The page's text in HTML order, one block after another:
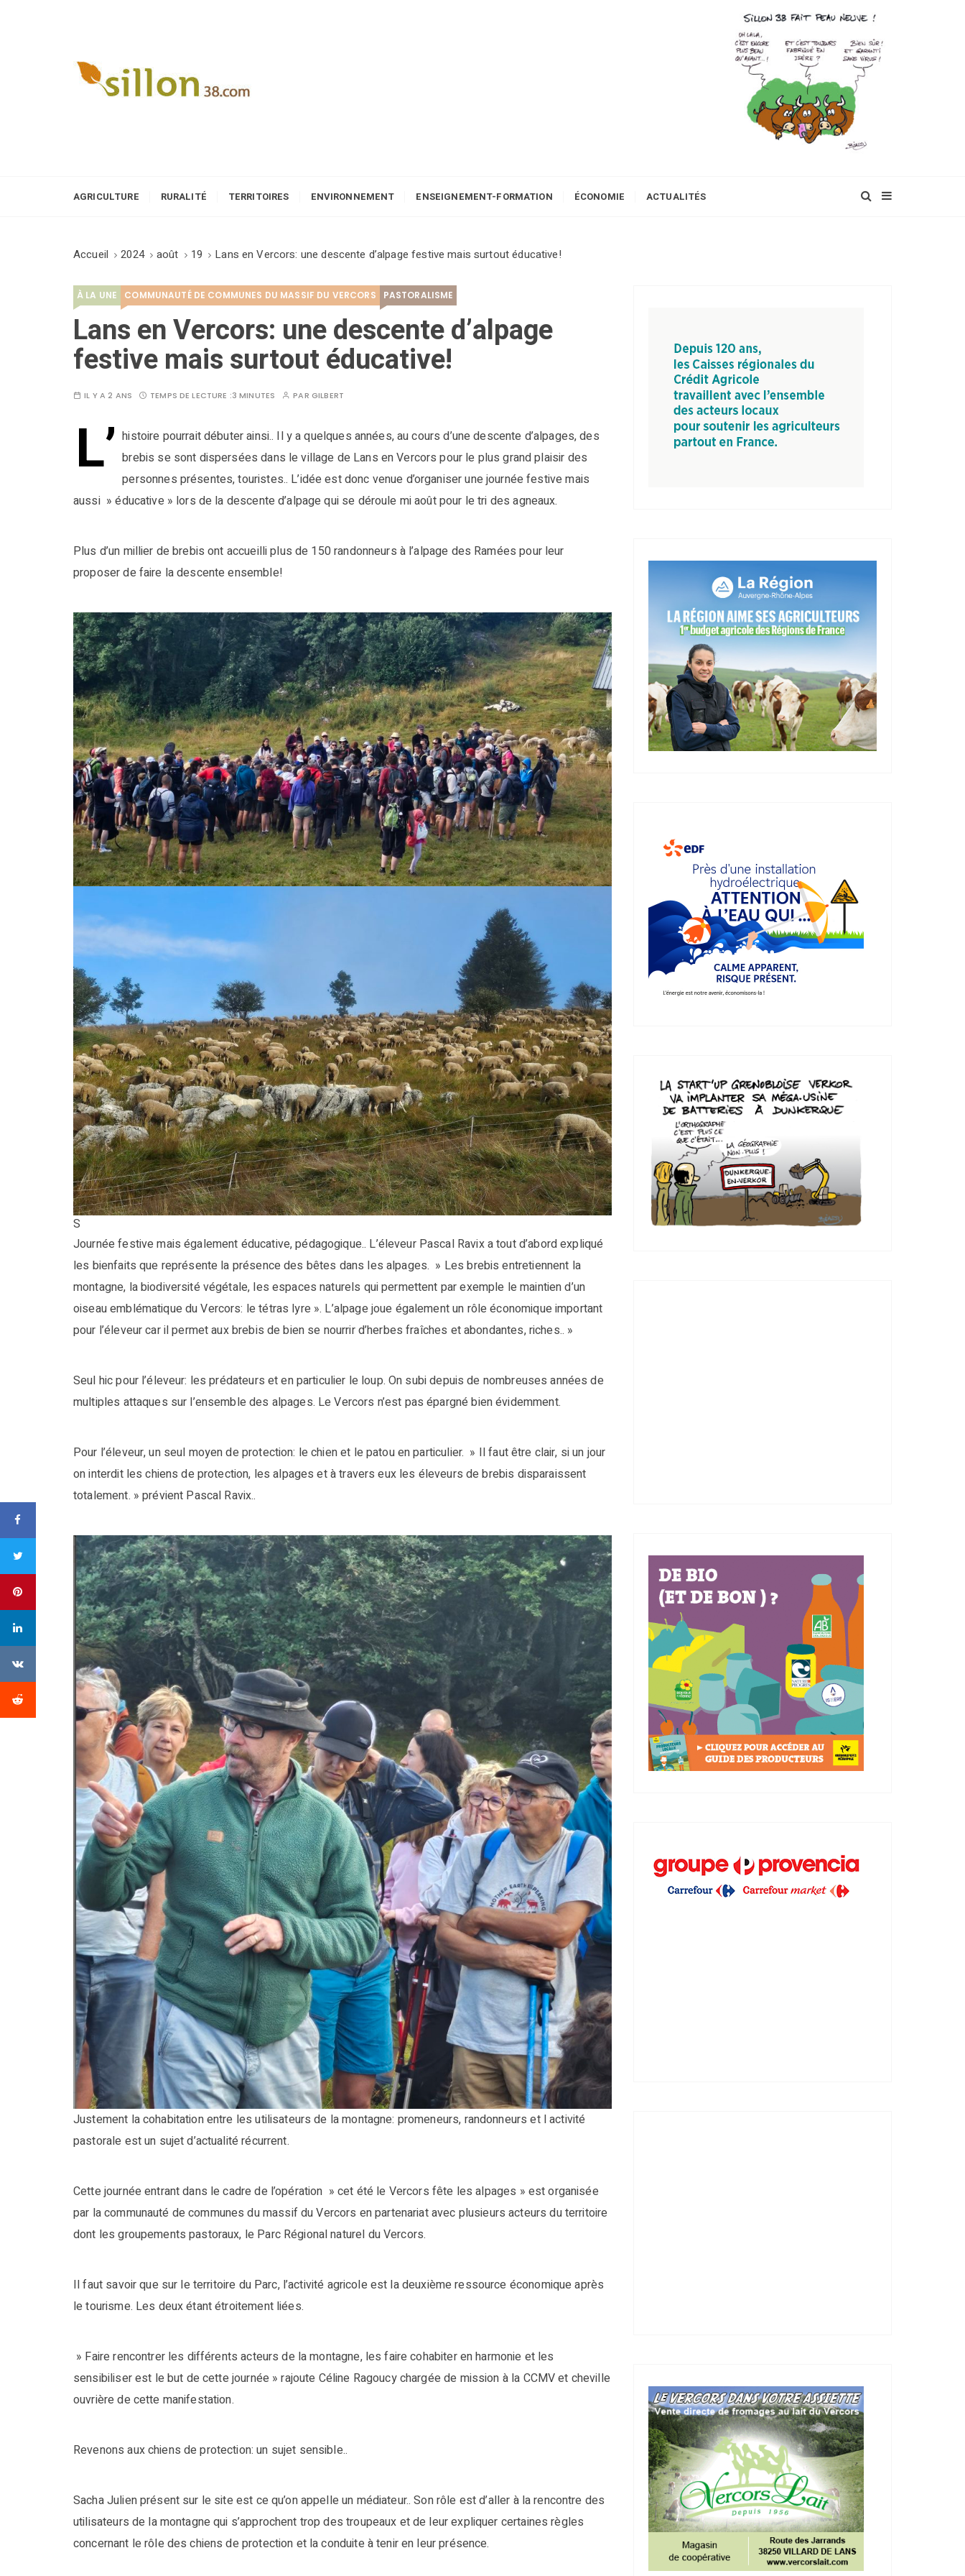
AGRICULTURE RURALITÉ TERRITOIRES ENVIRONNEMENT ENSEIGNEMENT-FORMATION ÉCONOMIE ACTUALITÉS
Accueil 2024 août 19 Lans en Vercors: une descente d’alpage festive mais surtout éducative!
À LA UNE COMMUNAUTÉ DE COMMUNES DU MASSIF DU VERCORS PASTORALISME
Lans en Vercors: une descente d’alpage
festive mais surtout éducative!
IL Y A 2 ANS TEMPS DE LECTURE :3 MINUTES PAR GILBERT
L’ histoire pourrait débuter ainsi.. Il y a quelques années, au cours d’une descente d’alpages, des
brebis se sont dispersées dans le village de Lans en Vercors pour le plus grand plaisir des
personnes présentes, touristes.. L’idée est donc venue d’organiser une journée festive mais
aussi » éducative » lors de la descente d’alpage qui se déroule mi août pour le tri des agneaux.
Plus d’un millier de brebis ont accueilli plus de 150 randonneurs à l’alpage des Ramées pour leur
proposer de faire la descente ensemble!
S
Journée festive mais également éducative, pédagogique.. L’éleveur Pascal Ravix a tout d’abord expliqué
les bienfaits que représente la présence des bêtes dans les alpages. » Les brebis entretiennent la
montagne, la biodiversité végétale, les espaces naturels qui permettent par exemple le maintien d’un
oiseau emblématique du Vercors: le tétras lyre ». L’alpage joue également un rôle économique important
pour l’éleveur car il permet aux brebis de bien se nourrir d’herbes fraîches et abondantes, riches.. »
Seul hic pour l’éleveur: les prédateurs et en particulier le loup. On subi depuis de nombreuses années de
multiples attaques sur l’ensemble des alpages. Le Vercors n’est pas épargné bien évidemment.
Pour l’éleveur, un seul moyen de protection: le chien et le patou en particulier. » Il faut être clair, si un jour
on interdit les chiens de protection, les alpages et à travers eux les éleveurs de brebis disparaissent
totalement. » prévient Pascal Ravix..
Justement la cohabitation entre les utilisateurs de la montagne: promeneurs, randonneurs et l activité
pastorale est un sujet d’actualité récurrent.
Cette journée entrant dans le cadre de l’opération » cet été le Vercors fête les alpages » est organisée
par la communauté de communes du massif du Vercors en partenariat avec plusieurs acteurs du territoire
dont les groupements pastoraux, le Parc Régional naturel du Vercors.
Il faut savoir que sur le territoire du Parc, l’activité agricole est la deuxième ressource économique après
le tourisme. Les deux étant étroitement liées.
» Faire rencontrer les différents acteurs de la montagne, les faire cohabiter en harmonie et les
sensibiliser est le but de cette journée » rajoute Céline Ragoucy chargée de mission à la CCMV et cheville
ouvrière de cette manifestation.
Revenons aux chiens de protection: un sujet sensible..
Sacha Julien présent sur le site est ce qu’on appelle un médiateur.. Son rôle est d’aller à la rencontre des
utilisateurs de la montagne qui s’approchent trop des troupeaux et de leur expliquer certaines règles
concernant le rôle des chiens de protection et la conduite à tenir en leur présence.